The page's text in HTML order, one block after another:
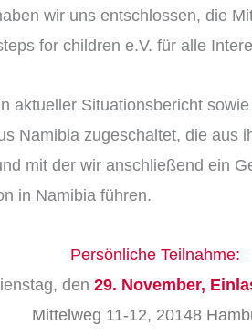
wir uns entschlossen, die
for children e.V. für alle
aktueller Situationsbericht
Namibia zugeschaltet, die aus
mit der wir anschließend ein
in Namibia führen.
Persönliche Teilnahme:
den 29. November,
Mittelweg 11-12, 20148